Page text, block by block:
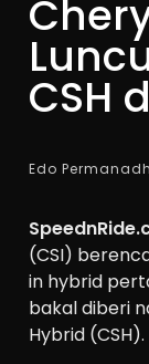
CSH
Edo
(CSI)
in hybrid
bakal diberi
Hybrid (CSH).